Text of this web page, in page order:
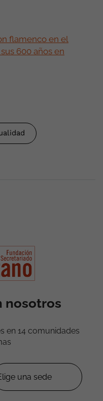
flamenco en el
600 años en
nosotros
en 14 comunidades